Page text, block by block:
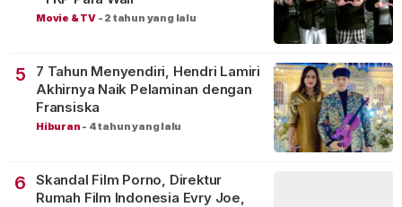
Movie & TV - 2 tahun yang lalu
5
7 Tahun Menyendiri, Hendri Lamiri
Akhirnya Naik Pelaminan dengan
Fransiska
Hiburan - 4 tahun yang lalu
6
Skandal Film Porno, Direktur
Rumah Film Indonesia Evry Joe,